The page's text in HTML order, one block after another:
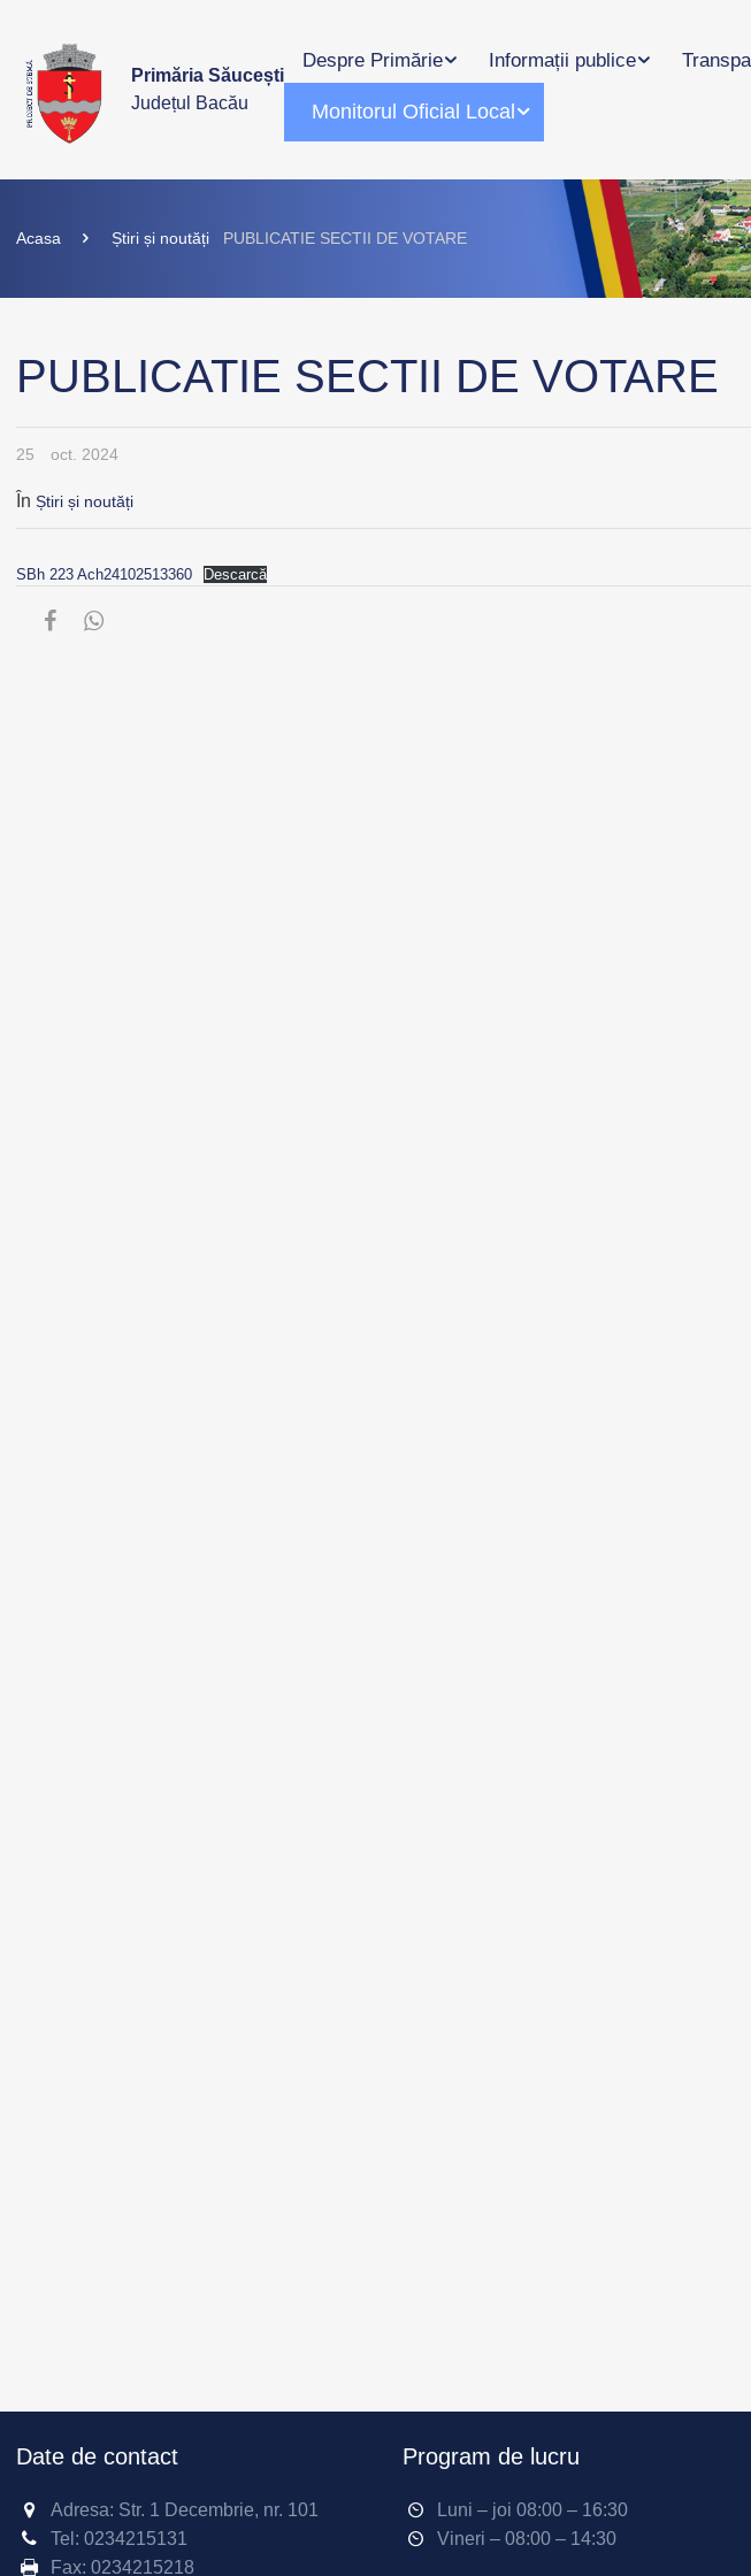
Primăria Săucești
Județul Bacău
Despre Primărie Informații publice
Monitorul Oficial Local
Acasa Știri și noutăți PUBLICATIE SECTII DE VOTARE
PUBLICATIE SECTII DE VOTARE
25 oct. 2024
În Știri și noutăți
SBh 223 Ach24102513360 Descarcă
Date de contact
Adresa: Str. 1 Decembrie, nr. 101
Tel: 0234215131
Fax: 0234215218
Program de lucru
Luni – joi 08:00 – 16:30
Vineri – 08:00 – 14:30